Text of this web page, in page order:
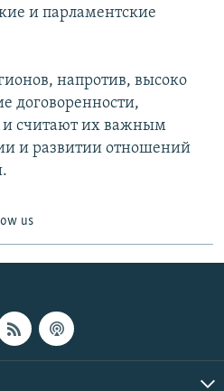
и парламентские
напротив, высоко
договоренности,
и считают их важным
и развитии отношений
us